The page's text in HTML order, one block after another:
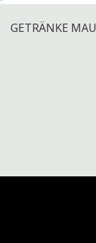
GETRÄNKE